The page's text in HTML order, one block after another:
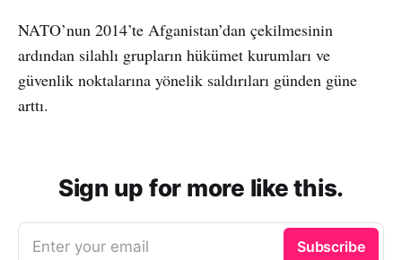
NATO’nun 2014’te Afganistan’dan çekilmesinin
ardından silahlı grupların hükümet kurumları ve
güvenlik noktalarına yönelik saldırıları günden güne
arttı.
Sign up for more like this.
Enter your email Subscribe